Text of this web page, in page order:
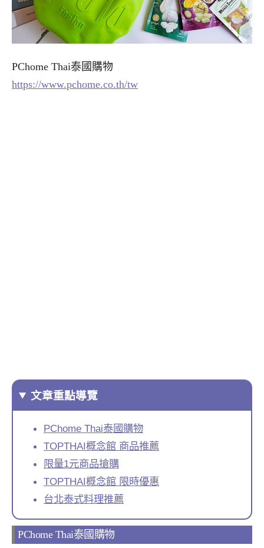
PChome Thai泰國購物
https://www.pchome.co.th/tw
文章重點導覽
PChome Thai泰國購物
TOPTHAI概念館 商品推薦
限量1元商品搶購
TOPTHAI概念館 限時優惠
台北泰式料理推薦
PChome Thai泰國購物